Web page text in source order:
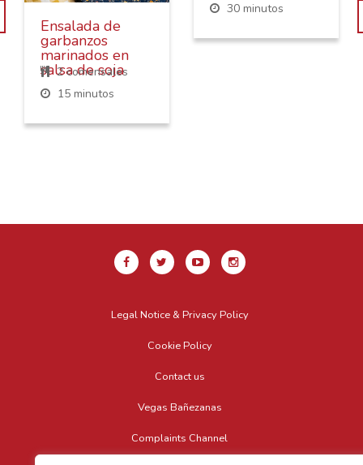
Ensalada de
garbanzos
marinados en
salsa de soja
2 comensales
15 minutos
30 minutos
Legal Notice & Privacy Policy
Cookie Policy
Contact us
Vegas Bañezanas
Complaints Channel